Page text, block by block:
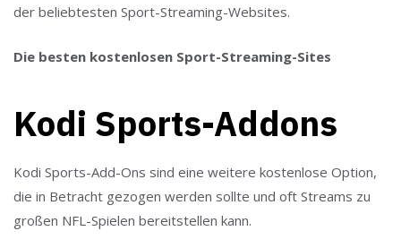
der beliebtesten Sport-Streaming-Websites.
Die besten kostenlosen Sport-Streaming-Sites
Kodi Sports-Addons
Kodi Sports-Add-Ons sind eine weitere kostenlose Option,
die in Betracht gezogen werden sollte und oft Streams zu
großen NFL-Spielen bereitstellen kann.